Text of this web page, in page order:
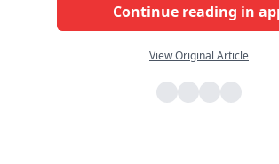
Continue reading in
View Original Article